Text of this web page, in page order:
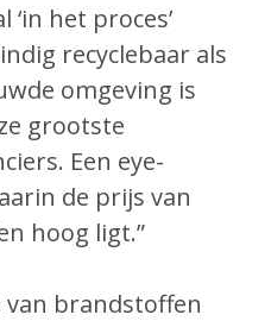
‘in het proces’
recyclebaar als
omgeving is
grootste
Een eye-
de prijs van
hoog ligt.”
van brandstoffen